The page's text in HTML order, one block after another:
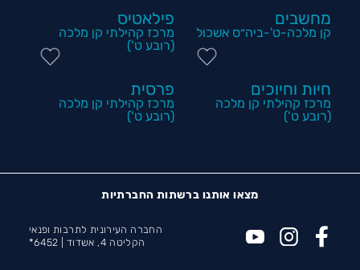
מחשבים
קן מלכה-ט'-ביה״ס אשכול
פילאטיס
מרכז קהילתי קן מלכה
(רובע ט')
חיות וחיוכים
מרכז קהילתי קן מלכה
(רובע ט')
פרסית
מרכז קהילתי קן מלכה
(רובע ט')
מצאו אותנו ברשתות החברתיות
החברה העירונית לתרבות ופנאי
הקליטה 4, אשדוד |
6452*